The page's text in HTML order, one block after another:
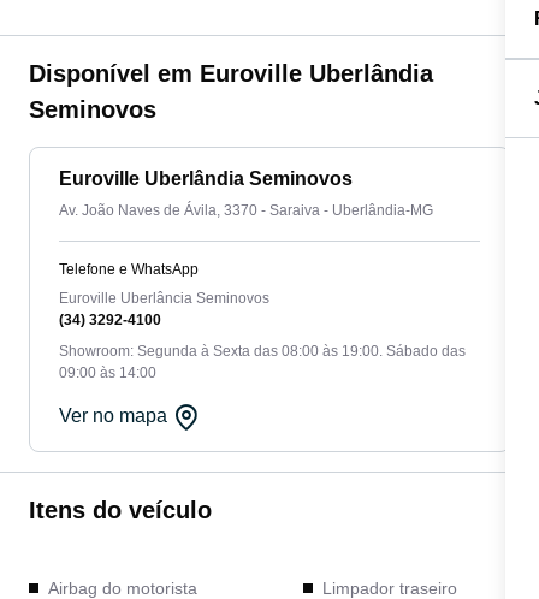
Disponível em Euroville Uberlândia
Seminovos
Euroville Uberlândia Seminovos
Av. João Naves de Ávila, 3370 - Saraiva - Uberlândia-MG
Telefone e WhatsApp
Euroville Uberlância Seminovos
(34) 3292-4100
Showroom: Segunda à Sexta das 08:00 às 19:00. Sábado das
09:00 às 14:00
Ver no mapa
Itens do veículo
Airbag do motorista Limpador traseiro